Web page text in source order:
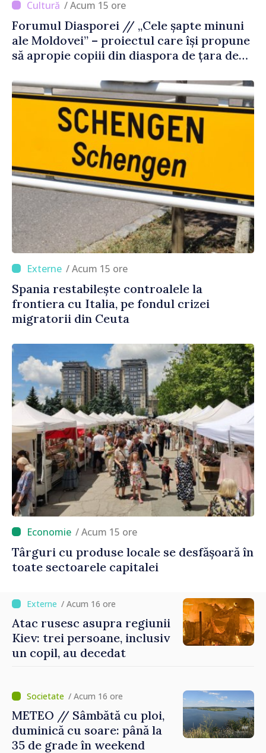
/ Acum 15 ore
Forumul Diasporei // „Cele șapte minuni
ale Moldovei” – proiectul care își propune
să apropie copiii din diaspora de țara de
/ Acum 15 ore
Spania restabilește controalele la
frontiera cu Italia, pe fondul crizei
migratorii din Ceuta
/ Acum 15 ore
Târguri cu produse locale se desfășoară în
toate sectoarele capitalei
/ Acum 16 ore
Atac rusesc asupra regiunii
Kiev: trei persoane, inclusiv
un copil, au decedat
/ Acum 16 ore
METEO // Sâmbătă cu ploi,
duminică cu soare: până la
35 de grade în weekend